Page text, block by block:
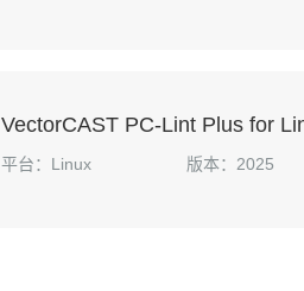
VectorCAST PC-Lint Plus for
平台：Linux 版本：2025